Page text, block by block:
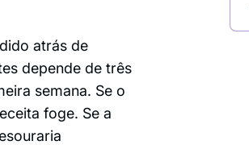
atrás de
depende de três
semana. Se o
foge. Se a